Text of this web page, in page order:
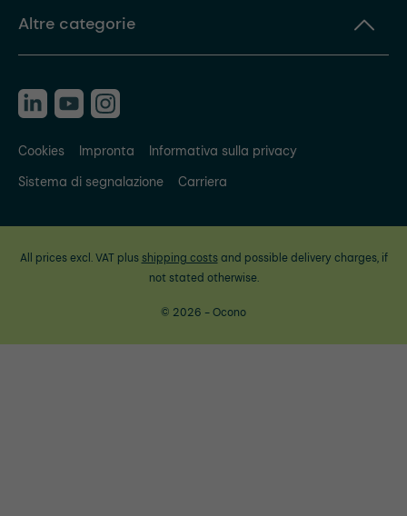
Altre categorie
Cookies Impronta
Informativa sulla privacy
Sistema di segnalazione
Carriera
All prices excl. VAT plus shipping costsand possible delivery charges, if
not stated otherwise.
© 2026 - Ocono